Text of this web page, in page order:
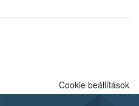
a károsító elleni további
és ökológiai termesztésben is
Cookie beállítások